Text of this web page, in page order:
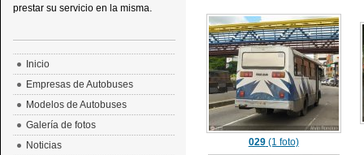
029(1 foto)
prestar su servicio en la misma.
Inicio
Empresas de Autobuses
Modelos de Autobuses
Galería de fotos
Noticias